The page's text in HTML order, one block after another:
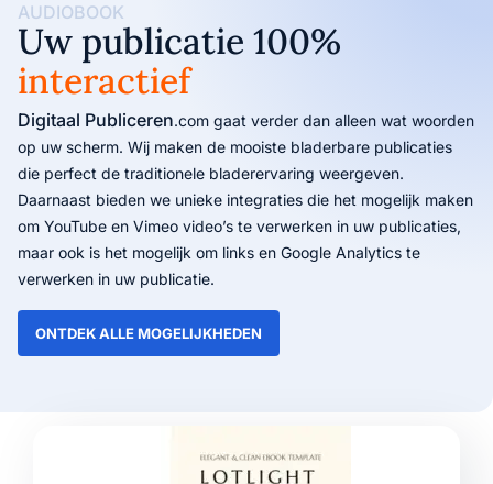
AUDIOBOOK
Uw publicatie 100%
interactief
Digitaal Publiceren.com gaat verder dan alleen wat woorden
op uw scherm. Wij maken de mooiste bladerbare publicaties
die perfect de traditionele bladerervaring weergeven.
Daarnaast bieden we unieke integraties die het mogelijk maken
om YouTube en Vimeo video’s te verwerken in uw publicaties,
maar ook is het mogelijk om links en Google Analytics te
verwerken in uw publicatie.
ONTDEK ALLE MOGELIJKHEDEN